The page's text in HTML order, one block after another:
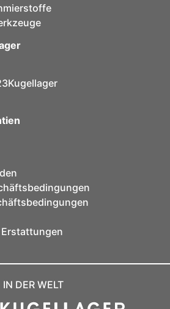
IN DER WELT